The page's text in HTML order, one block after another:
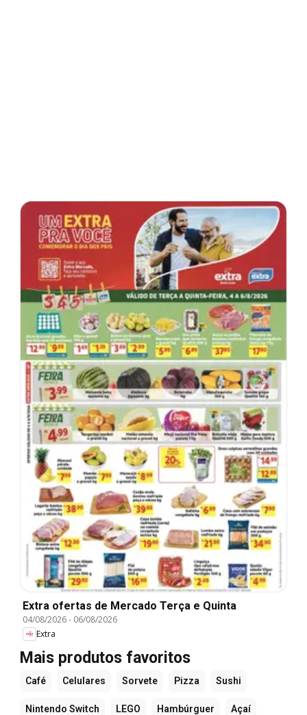
Extra ofertas de Mercado Terça e Quinta
04/08/2026- 06/08/2026
Extra
Mais produtos favoritos
Café Celulares Sorvete Pizza Sushi
Nintendo Switch LEGO Hambúrguer Açaí